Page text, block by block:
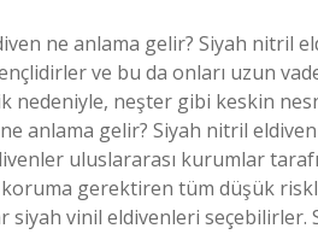
ne anlama gelir? Siyah nitril
ve bu da onları uzun
nedeniyle, neşter gibi keskin
anlama gelir? Siyah nitril
uluslararası kurumlar
gerektiren tüm düşük
siyah vinil eldivenleri seçebilirler.